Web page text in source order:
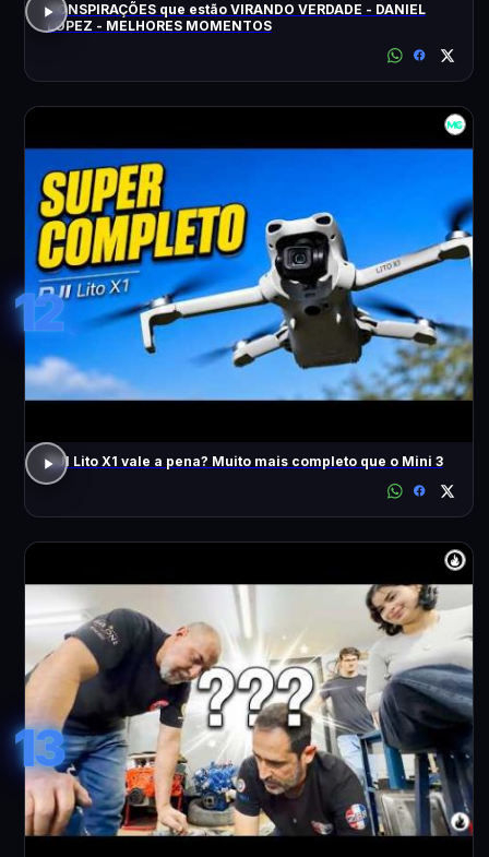
CONSPIRAÇÕES que estão VIRANDO VERDADE - DANIEL
LOPEZ - MELHORES MOMENTOS
12
DJI Lito X1 vale a pena? Muito mais completo que o Mini 3
13